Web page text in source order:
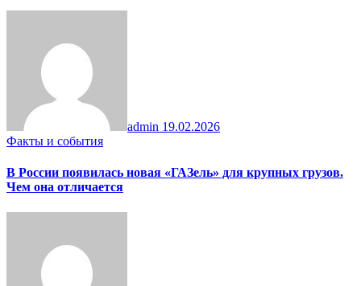
admin 19.02.2026
Факты и события
В России появилась новая «ГАЗель» для крупных грузов.
Чем она отличается